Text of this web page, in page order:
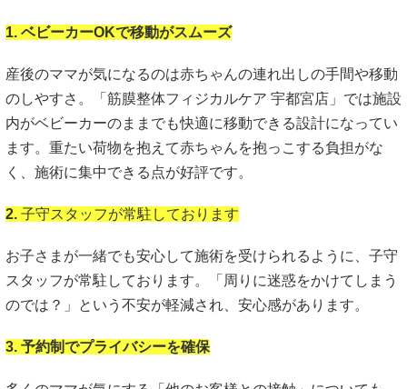
1. ベビーカーOKで移動がスムーズ
産後のママが気になるのは赤ちゃんの連れ出しの手間や移動
のしやすさ。「筋膜整体フィジカルケア 宇都宮店」では施設
内がベビーカーのままでも快適に移動できる設計になってい
ます。重たい荷物を抱えて赤ちゃんを抱っこする負担がな
く、施術に集中できる点が好評です。
2. 子守スタッフが常駐しております
お子さまが一緒でも安心して施術を受けられるように、子守
スタッフが常駐しております。「周りに迷惑をかけてしまう
のでは？」という不安が軽減され、安心感があります。
3. 予約制でプライバシーを確保